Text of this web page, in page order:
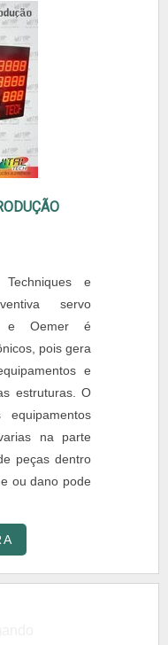
e
servo
e Oemer é
pois gera
e
estruturas. O
na parte
peças dentro
ou dano pode